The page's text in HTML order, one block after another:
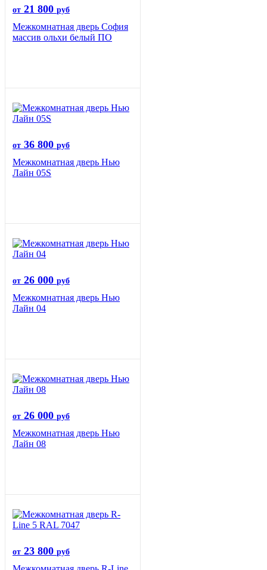
от 21 800 руб
Межкомнатная дверь София
массив ольхи белый ПО
от 36 800 руб
Межкомнатная дверь Нью
Лайн 05S
от 26 000 руб
Межкомнатная дверь Нью
Лайн 04
от 26 000 руб
Межкомнатная дверь Нью
Лайн 08
от 23 800 руб